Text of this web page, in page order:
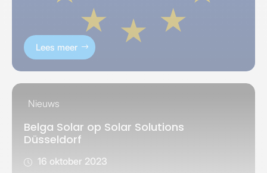
Lees meer
Nieuws
Belga Solar op Solar Solutions
Düsseldorf
16 oktober 2023